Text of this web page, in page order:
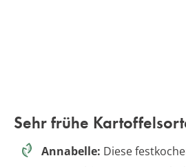
Sehr frühe
Annabelle: Diese